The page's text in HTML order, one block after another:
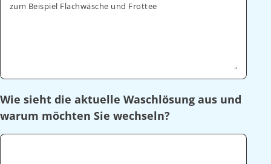
zum Beispiel Flachwäsche und Frottee
Wie sieht die aktuelle Waschlösung aus und
warum möchten Sie wechseln?